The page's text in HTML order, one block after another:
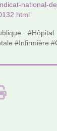
natio­nal-
#In­fir­mière